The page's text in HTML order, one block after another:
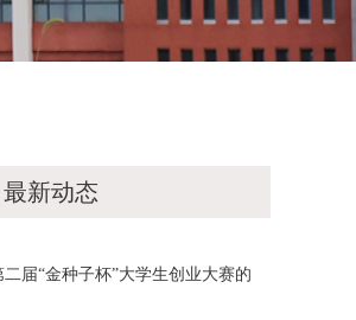
最新动态
届“金种子杯”大学生创业大赛的